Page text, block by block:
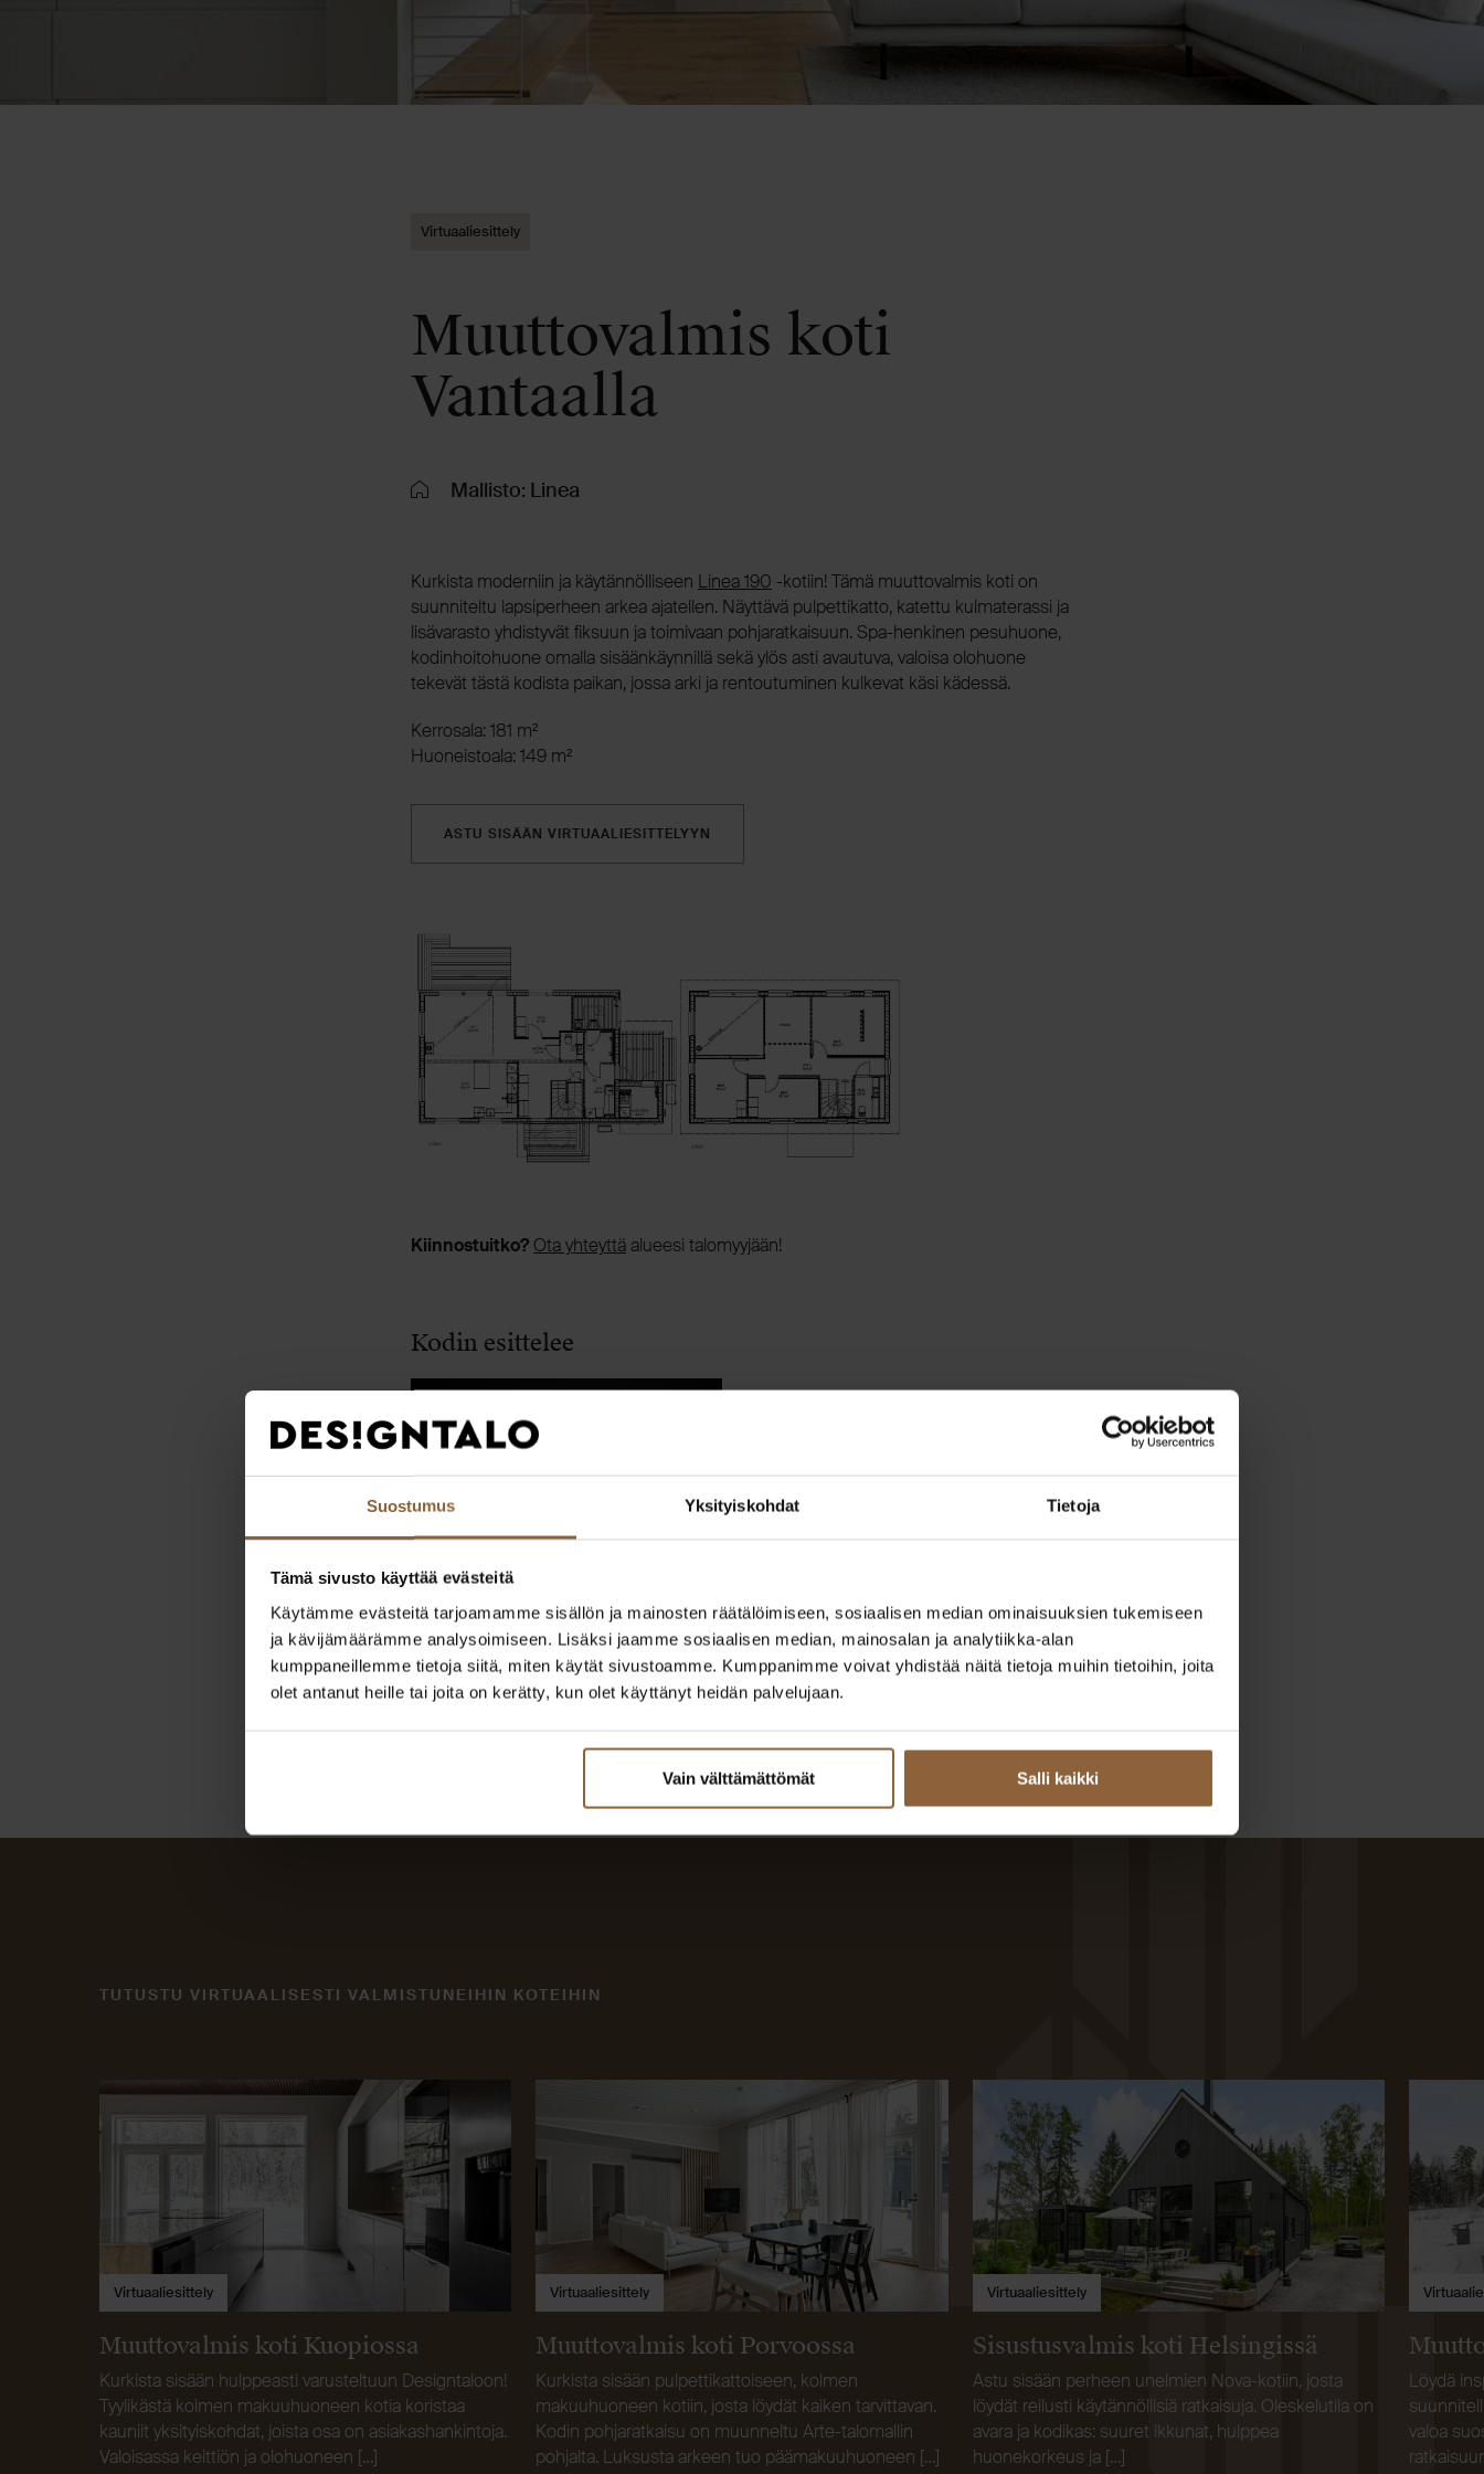
Suostumus Yksityiskohdat Tietoja
Tämä sivusto käyttää evästeitä
Käytämme evästeitä tarjoamamme sisällön ja mainosten räätälöimiseen, sosiaalisen median ominaisuuksien tukemiseen
ja kävijämäärämme analysoimiseen. Lisäksi jaamme sosiaalisen median, mainosalan ja analytiikka-alan
kumppaneillemme tietoja siitä, miten käytät sivustoamme. Kumppanimme voivat yhdistää näitä tietoja muihin tietoihin, joita
olet antanut heille tai joita on kerätty, kun olet käyttänyt heidän palvelujaan.
Vain välttämättömät Salli kaikki
Virtuaaliesittely
Muuttovalmis koti
Vantaalla
Mallisto: Linea
Kurkista moderniin ja käytännölliseen Linea 190 -kotiin! Tämä muuttovalmis koti on
suunniteltu lapsiperheen arkea ajatellen. Näyttävä pulpettikatto, katettu kulmaterassi ja
lisävarasto yhdistyvät fiksuun ja toimivaan pohjaratkaisuun. Spa-henkinen pesuhuone,
kodinhoitohuone omalla sisäänkäynnillä sekä ylös asti avautuva, valoisa olohuone
tekevät tästä kodista paikan, jossa arki ja rentoutuminen kulkevat käsi kädessä.
Kerrosala: 181 m²
Huoneistoala: 149 m²
ASTU SISÄÄN VIRTUAALIESITTELYYN
Kiinnostuitko? Ota yhteyttä alueesi talomyyjään!
Kodin esittelee
Juhani Laurila
TUTUSTU VIRTUAALISESTI VALMISTUNEIHIN KOTEIHIN
Virtuaaliesittely
Muuttovalmis koti Kuopiossa
Kurkista sisään hulppeasti varusteltuun Designtaloon!
Tyylikästä kolmen makuuhuoneen kotia koristaa
kauniit yksityiskohdat, joista osa on asiakashankintoja.
Valoisassa keittiön ja olohuoneen […]
Virtuaaliesittely
Muuttovalmis koti Porvoossa
Kurkista sisään pulpettikattoiseen, kolmen
makuuhuoneen kotiin, josta löydät kaiken tarvittavan.
Kodin pohjaratkaisu on muunneltu Arte-talomallin
pohjalta. Luksusta arkeen tuo päämakuuhuoneen […]
Virtuaaliesittely
Sisustusvalmis koti Helsingissä
Astu sisään perheen unelmien Nova-kotiin, josta
löydät reilusti käytännöllisiä ratkaisuja. Oleskelutila on
avara ja kodikas: suuret ikkunat, hulppea
huonekorkeus ja […]
Löydä
valoa